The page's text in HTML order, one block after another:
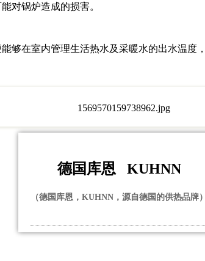
对锅炉造成的损害。
够在室内管理生活热水及采暖水的出水温度
德国库恩   KUHNN
（德国库恩，KUHNN，源自德国的供热品牌）